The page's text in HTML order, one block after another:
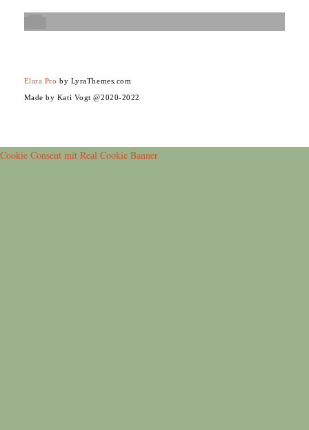
Elara Pro by LyraThemes.com
Made by Kati Vogt @2020-2022
Cookie Consent mit Real Cookie Banner